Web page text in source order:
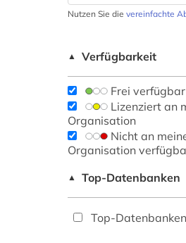
Nutzen Sie die vereinfachte
▲ Verfügbarkeit
Frei verfügbar
Lizenziert an
Organisation
Nicht an
Organisation
▲ Top-Datenbanken
Top-Datenbanken